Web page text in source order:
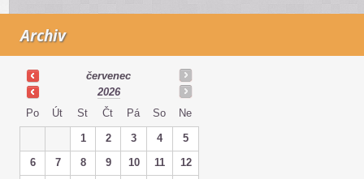
Archiv
červenec
2026
Po
Út St Čt Pá So Ne
1 2 3 4
5
6
7 8 9 10 11 12